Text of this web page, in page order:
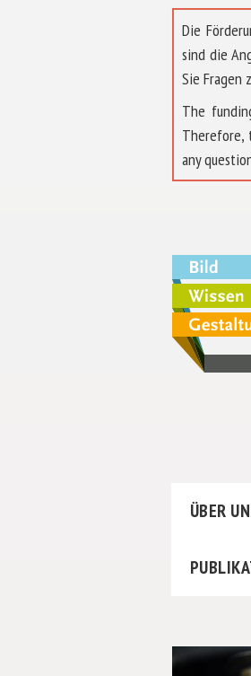
Die
sind die
Sie Fragen
The
Therefore,
any
ÜBER